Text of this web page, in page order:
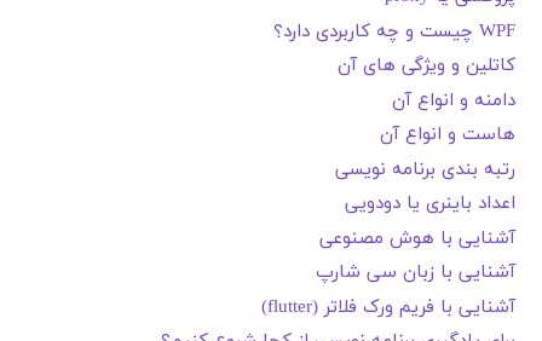
WPF چیست و چه کاربردی دارد؟
کاتلین و ویژگی های آن
دامنه و انواع آن
هاست و انواع آن
رتبه بندی برنامه نویسی
اعداد باینری یا دودویی
آشنایی با هوش مصنوعی
آشنایی با زبان سی شارپ
آشنایی با فریم ورک فلاتر (flutter)